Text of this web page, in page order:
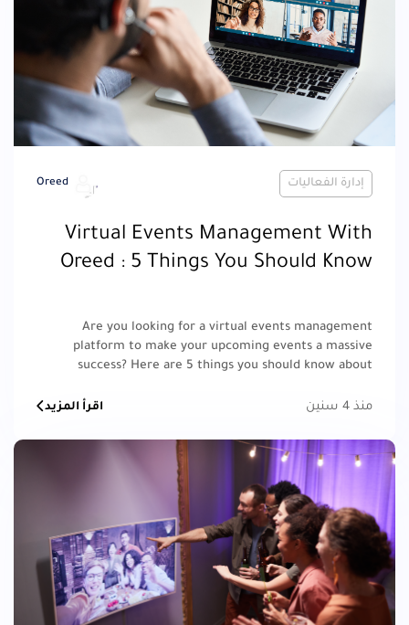
إدارة الفعاليات Oreed
Virtual Events Management With
Oreed : 5 Things You Should Know
Are you looking for a virtual events management
platform to make your upcoming events a massive
success? Here are 5 things you should know about
منذ 4 سنين
اقرأ المزيد